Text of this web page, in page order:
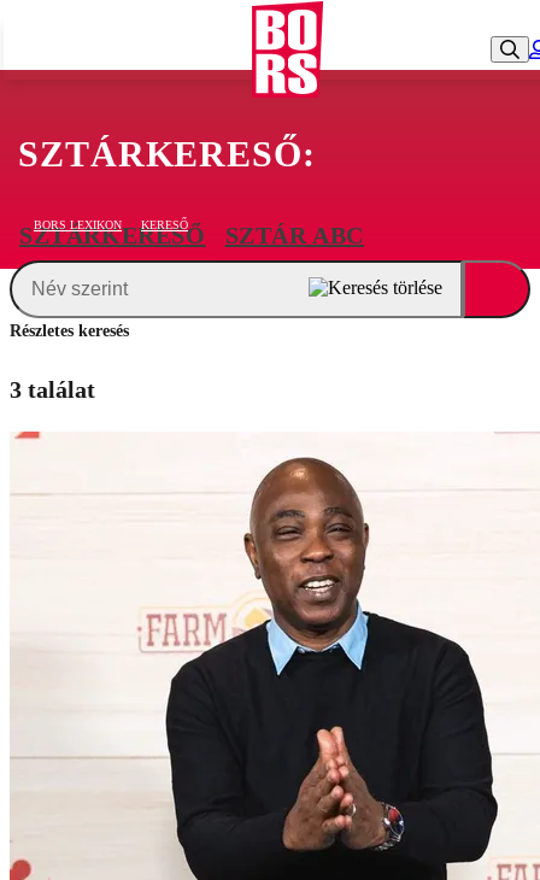
SZTÁRKERESŐ:
BORS LEXIKON KERESŐ
SZTÁRKERESŐ SZTÁR ABC
Részletes keresés
3 találat